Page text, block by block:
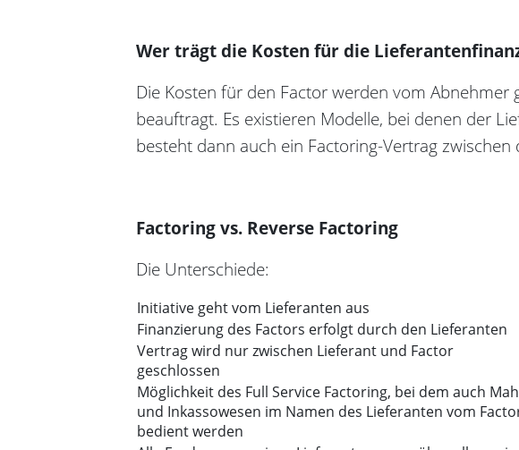
Wer trägt die Kosten für die
Die Kosten für den Factor werden vom
beauftragt. Es existieren Modelle, bei denen der
besteht dann auch ein Factoring-Vertrag
Factoring vs. Reverse Factoring
Die Unterschiede:
Initiative geht vom Lieferanten aus
Finanzierung des Factors erfolgt durch den Lieferanten
Vertrag wird nur zwischen Lieferant und Factor
geschlossen
Möglichkeit des Full Service Factoring, bei dem auch
und Inkassowesen im Namen des Lieferanten vom
bedient werden